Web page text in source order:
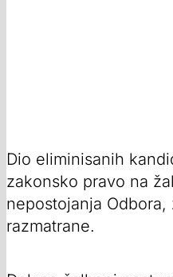
Dio eliminisanih
zakonsko pravo na
nepostojanja
razmatrane.